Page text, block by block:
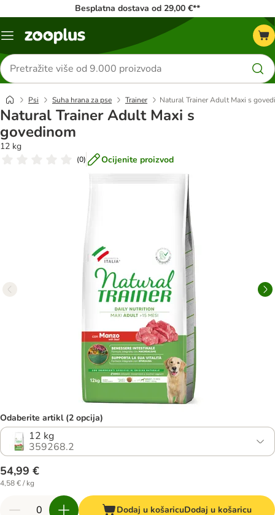
Besplatna dostava od 29,00 €**
Izbornik
Traži
proizvode
Psi Suha hrana za pse Trainer Natural Trainer Adult Maxi s
Natural Trainer Adult Maxi s
govedinom
12 kg
(0) Ocijenite proizvod
Odaberite artikl (2 opcija)
12 kg
359268.2
54,99 €
4,58 € / kg
Dodaj u košaricuDodaj u košaricu